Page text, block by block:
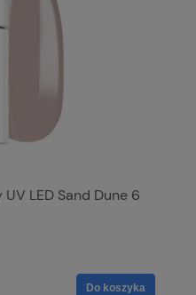
LED Sand Dune 6
Do koszyka